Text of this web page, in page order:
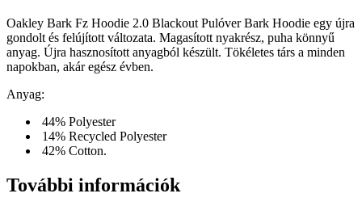
Oakley Bark Fz Hoodie 2.0 Blackout Pulóver Bark Hoodie egy újra
gondolt és felújított változata. Magasított nyakrész, puha könnyű
anyag. Újra hasznosított anyagból készült. Tökéletes társ a minden
napokban, akár egész évben.
Anyag:
44% Polyester
14% Recycled Polyester
42% Cotton.
További információk